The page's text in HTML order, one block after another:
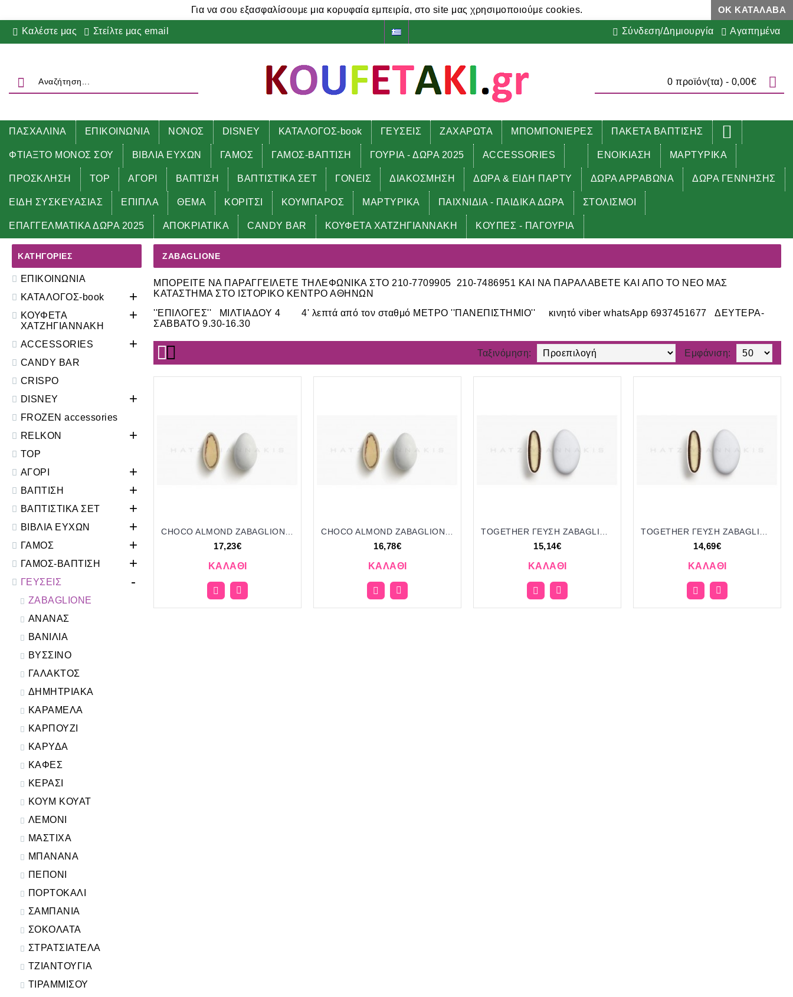
Για να σου εξασφαλίσουμε μια κορυφαία εμπειρία, στο site μας χρησιμοποιούμε cookies. ΟΚ ΚΑΤΆΛΑΒΑ
Καλέστε μας Στείλτε μας email Σύνδεση/Δημιουργία Αγαπημένα
0 προϊόν(τα) - 0,00€
ΠΑΣΧΑΛΙΝΑ ΕΠΙΚΟΙΝΩΝΙΑ ΝΟΝΟΣ DISNEY ΚΑΤΑΛΟΓΟΣ-book ΓΕΥΣΕΙΣ ΖΑΧΑΡΩΤΑ ΜΠΟΜΠΟΝΙΕΡΕΣ ΠΑΚΕΤΑ ΒΑΠΤΙΣΗΣ
ΦΤΙΑΞΤΟ ΜΟΝΟΣ ΣΟΥ ΒΙΒΛΙΑ ΕΥΧΩΝ ΓΑΜΟΣ ΓΑΜΟΣ-ΒΑΠΤΙΣΗ ΓΟΥΡΙΑ - ΔΩΡΑ 2025 ACCESSORIES ΕΝΟΙΚΙΑΣΗ ΜΑΡΤΥΡΙΚΑ
ΠΡΟΣΚΛΗΣΗ TOP ΑΓΟΡΙ ΒΑΠΤΙΣΗ ΒΑΠΤΙΣΤΙΚΑ ΣΕΤ ΓΟΝΕΙΣ ΔΙΑΚΟΣΜΗΣΗ ΔΩΡΑ & ΕΙΔΗ ΠΑΡΤΥ ΔΩΡΑ ΑΡΡΑΒΩΝΑ ΔΩΡΑ ΓΕΝΝΗΣΗΣ
ΕΙΔΗ ΣΥΣΚΕΥΑΣΙΑΣ ΕΠΙΠΛΑ ΘΕΜΑ ΚΟΡΙΤΣΙ ΚΟΥΜΠΑΡΟΣ ΜΑΡΤΥΡΙΚΑ ΠΑΙΧΝΙΔΙΑ - ΠΑΙΔΙΚΑ ΔΩΡΑ ΣΤΟΛΙΣΜΟΙ
ΕΠΑΓΓΕΛΜΑΤΙΚΑ ΔΩΡΑ 2025 ΑΠΟΚΡΙΑΤΙΚΑ CANDY BAR ΚΟΥΦΕΤΑ ΧΑΤΖΗΓΙΑΝΝΑΚΗ ΚΟΥΠΕΣ - ΠΑΓΟΥΡΙΑ
Αρχική ΓΕΥΣΕΙΣ ZABAGLIONE
ΚΑΤΗΓΟΡΊΕΣ
ΕΠΙΚΟΙΝΩΝΙΑ
ΚΑΤΑΛΟΓΟΣ-book
+
ΚΟΥΦΕΤΑ
ΧΑΤΖΗΓΙΑΝΝΑΚΗ
+
ACCESSORIES +
CANDY BAR
CRISPO
DISNEY
+
FROZEN accessories
RELKON
+
TOP
ΑΓΟΡΙ
+
ΒΑΠΤΙΣΗ +
ΒΑΠΤΙΣΤΙΚΑ ΣΕΤ +
ΒΙΒΛΙΑ ΕΥΧΩΝ +
ΓΑΜΟΣ +
ΓΑΜΟΣ-ΒΑΠΤΙΣΗ +
ΓΕΥΣΕΙΣ -
ZABAGLIONE
ΑΝΑΝΑΣ
ΒΑΝΙΛΙΑ
ΒΥΣΣΙΝΟ
ΓΑΛΑΚΤΟΣ
ΔΗΜΗΤΡΙΑΚΑ
ΚΑΡΑΜΕΛΑ
ΚΑΡΠΟΥΖΙ
ΚΑΡΥΔΑ
ΚΑΦΕΣ
ΚΕΡΑΣΙ
ΚΟΥΜ ΚΟΥΑΤ
ΛΕΜΟΝΙ
ΜΑΣΤΙΧΑ
ΜΠΑΝΑΝΑ
ΠΕΠΟΝΙ
ΠΟΡΤΟΚΑΛΙ
ΣΑΜΠΑΝΙΑ
ΣΟΚΟΛΑΤΑ
ΣΤΡΑΤΣΙΑΤΕΛΑ
ΤΖΙΑΝΤΟΥΓΙΑ
ΤΙΡΑΜΜΙΣΟΥ
ZABAGLIONE
ΜΠΟΡΕΙΤΕ ΝΑ ΠΑΡΑΓΓΕΙΛΕΤΕ ΤΗΛΕΦΩΝΙΚΑ ΣΤΟ 210-7709905 210-7486951 ΚΑΙ ΝΑ ΠΑΡΑΛΑΒΕΤΕ ΚΑΙ ΑΠΟ ΤΟ ΝΕΟ ΜΑΣ
ΚΑΤΑΣΤΗΜΑ ΣΤΟ ΙΣΤΟΡΙΚΟ ΚΕΝΤΡΟ ΑΘΗΝΩΝ
''ΕΠΙΛΟΓΕΣ'' ΜΙΛΤΙΑΔΟΥ 4 4' λεπτά από τον σταθμό ΜΕΤΡΟ ''ΠΑΝΕΠΙΣΤΗΜΙΟ'' κινητό viber whatsApp 6937451677 ΔΕΥΤΕΡΑ-
ΣΑΒΒΑΤΟ 9.30-16.30
Εμφάνιση:
Ταξινόμηση:
17,23€
ΚΑΛΆΘΙ
16,78€
ΚΑΛΆΘΙ
15,14€
ΚΑΛΆΘΙ
14,69€
ΚΑΛΆΘΙ